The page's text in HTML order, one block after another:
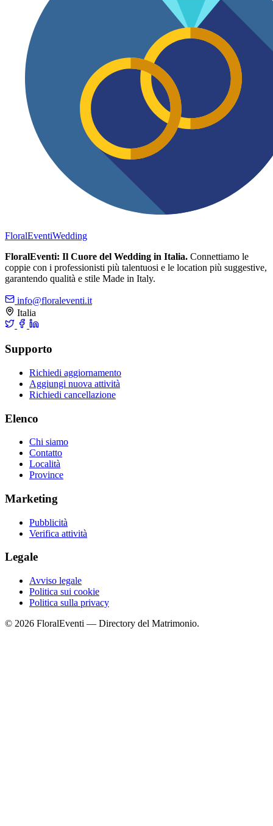
FloralEventiWedding
FloralEventi: Il Cuore del Wedding in Italia. Connettiamo le
coppie con i professionisti più talentuosi e le location più suggestive,
garantendo qualità e stile Made in Italy.
info@floraleventi.it
Italia
Supporto
Richiedi aggiornamento
Aggiungi nuova attività
Richiedi cancellazione
Elenco
Chi siamo
Contatto
Località
Province
Marketing
Pubblicità
Verifica attività
Legale
Avviso legale
Politica sui cookie
Politica sulla privacy
© 2026 FloralEventi — Directory del Matrimonio.